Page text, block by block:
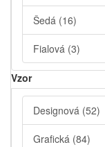
Šedá (16)
Fialová (3)
Vzor
Designová (52)
Grafická (84)